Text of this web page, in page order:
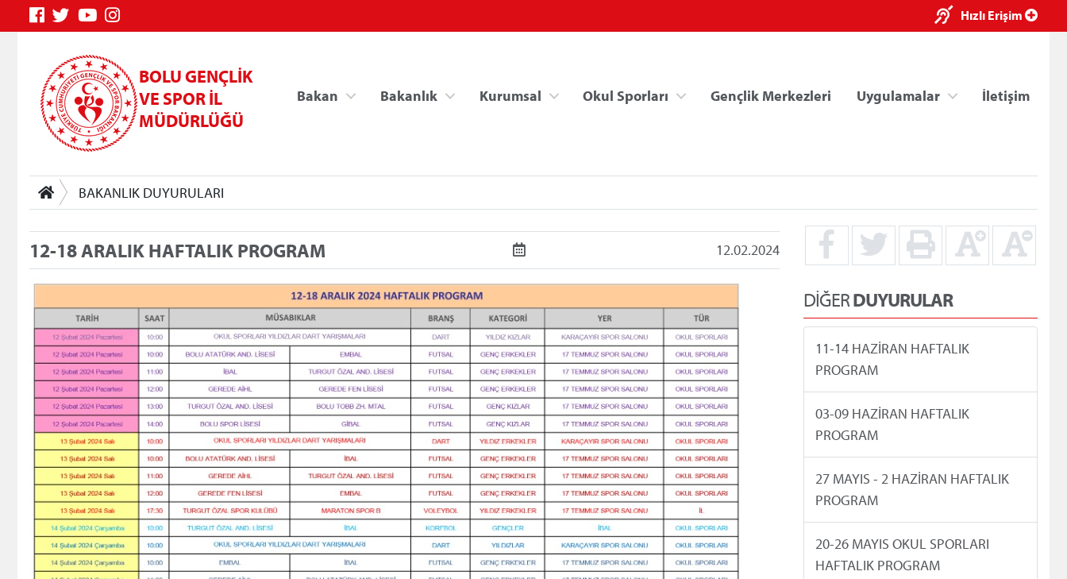
Hızlı Erişim
BOLU GENÇLİK
VE SPOR İL
MÜDÜRLÜĞÜ
Bakan Bakanlık Kurumsal Okul Sporları Gençlik Merkezleri Uygulamalar İletişim
BAKANLIK DUYURULARI
12-18 ARALIK HAFTALIK PROGRAM 12.02.2024
DİĞERDUYURULAR
11-14 HAZİRAN HAFTALIK
PROGRAM
03-09 HAZİRAN HAFTALIK
PROGRAM
27 MAYIS - 2 HAZİRAN HAFTALIK
PROGRAM
20-26 MAYIS OKUL SPORLARI
HAFTALIK PROGRAM
×
Genç Bilgi Sistemi Spor Bilgi Sistemi Kredi/Yurt İşlemleri